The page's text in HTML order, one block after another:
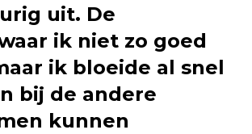
uit. De
ik niet zo goed
ik bloeide al snel
bij de andere
kunnen